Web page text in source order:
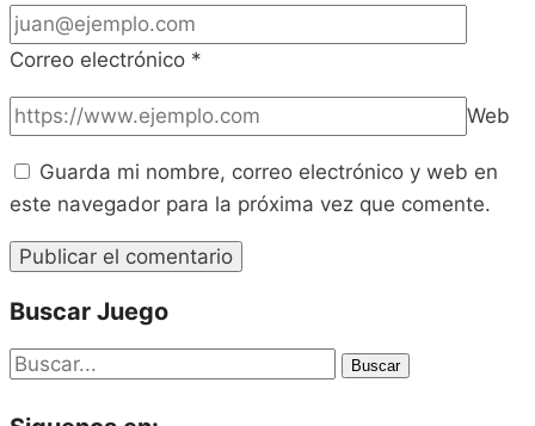
Correo electrónico *
Web
Guarda mi nombre, correo electrónico y web en
este navegador para la próxima vez que comente.
Buscar Juego
Buscar